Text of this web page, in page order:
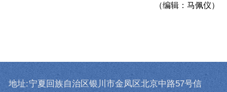
（编辑：马佩仪）
地址:宁夏回族自治区银川市金凤区北京中路57号信